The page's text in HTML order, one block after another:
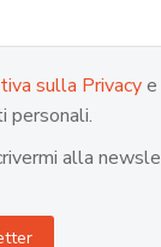
sulla Privacy
personali.
alla